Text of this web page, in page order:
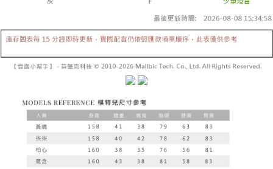
2.透過簡訊連結打開帳單後，可選擇「超商條碼／台灣大直營門市／銀行轉
1.本服務係由「台灣大哥大股份有限公司」（以下簡稱本公司）所提供，讓
用戶於交易時，得透過本服務購買商品或服務，並由商店將買賣／分期付款
買賣價金債權讓與本公司後，依約使用本公司帳單繳交帳款。
資料（包含姓名、電話或地址）提供予台灣大哥大進項蒐集、處理及利用，
由本公司與您本人進行分期帳單所需資料之確認、核對及更正。
3.完整用戶服務條款，請詳閱以下連結： https://oppay.tw/userRule
結帳頁面，進行簡訊認證並確認金額後，即可完成結帳。
２．訂單成立數日內，您將收到繳費通知簡訊。
３．收到繳費通知簡訊後14天內，點擊此簡訊中的連結，可透過四大超商／
※ 請注意：結帳手續完成當下不需立刻繳費，但若您需要取消訂單，請聯絡
購買商品的店家。未經商家同意取消之訂單仍視為有效，需透過AFTEE先享
※ 交易是否成功請以「AFTEE先享後付 」之結帳頁面顯示為準，若有關於
是否繳費成功／繳費後需取消欲退款等相關疑問，請聯繫「AFTEE先享後付
客戶支援中心」https://netprotections.freshdesk.com/support/home
【注意事項】
１．透過由恩沛科技股份有限公司提供之「AFTEE先享後付」服務完成之交
易，需依本服務之必要範圍內提供個人資料，並將交易相關給付款項請求債
每筆NT$60，滿NT$1,600(含以上)免運費
已關閉，請勿下單
已關閉，請勿下單(付取)
每筆NT$10,000
7-11取貨付款
每筆NT$60，滿NT$1,800(含以上)免運費